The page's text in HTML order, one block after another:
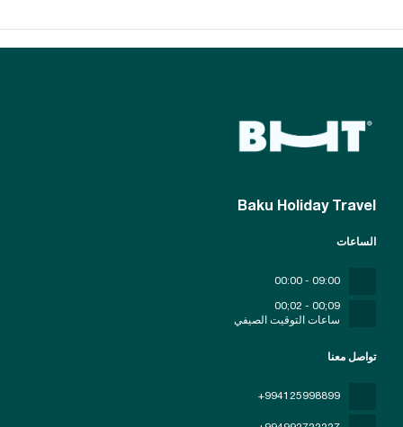
Baku Holiday Travel
تواصل معنا
+994125998899
الساعات
09:00 - 00:00
09;00 - 02;00
ساعات التوقيت الصيفي